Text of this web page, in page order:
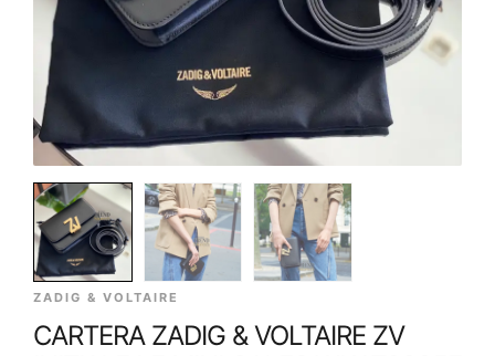
ZADIG & VOLTAIRE
CARTERA ZADIG & VOLTAIRE ZV